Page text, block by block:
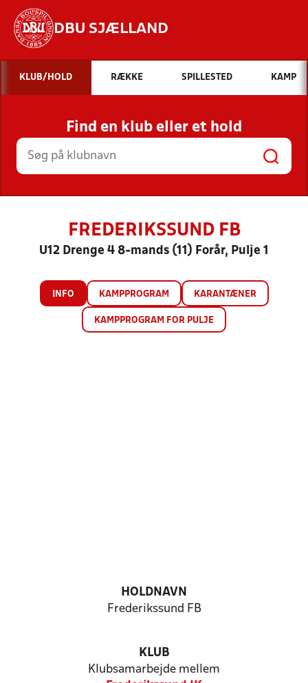
DBU SJÆLLAND
Hvad vil du søge efter?
INDHOLD OG NYHEDER
STILLINGER, RESULTATER, KLUBBER OG
HOLD
KLUB/HOLD RÆKKE SPILLESTED KAMP
Find en klub eller et hold
FREDERIKSSUND FB
U12 Drenge 4 8-mands (11) Forår, Pulje 1
INFO KAMPPROGRAM KARANTÆNER
KAMPPROGRAM FOR PULJE
HOLDNAVN
Frederikssund FB
KLUB
Klubsamarbejde mellem